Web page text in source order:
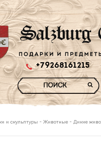
+79268161215
и скульптуры - Животные - Дикие